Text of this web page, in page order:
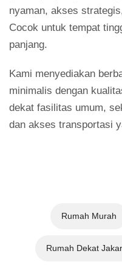
nyaman, akses
Cocok untuk tempat
panjang.
Kami menyediakan
minimalis dengan
dekat fasilitas umum,
dan akses transportasi
Rumah Murah
Rumah Dekat